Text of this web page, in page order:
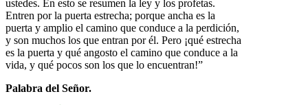
ustedes. En esto se resumen la ley y los profetas.
Entren por la puerta estrecha; porque ancha es la
puerta y amplio el camino que conduce a la perdición,
y son muchos los que entran por él. Pero ¡qué estrecha
es la puerta y qué angosto el camino que conduce a la
vida, y qué pocos son los que lo encuentran!”
Palabra del Señor.